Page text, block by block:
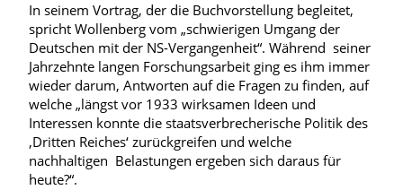
In seinem Vortrag, der die Buchvorstellung begleitet,
spricht Wollenberg vom „schwierigen Umgang der
Deutschen mit der NS-Vergangenheit“. Während seiner
Jahrzehnte langen Forschungsarbeit ging es ihm immer
wieder darum, Antworten auf die Fragen zu finden, auf
welche „längst vor 1933 wirksamen Ideen und
Interessen konnte die staatsverbrecherische Politik des
‚Dritten Reiches‘ zurückgreifen und welche
nachhaltigen Belastungen ergeben sich daraus für
heute?“.